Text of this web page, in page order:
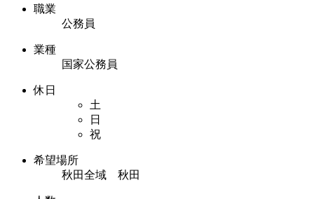
職業
公務員
業種
国家公務員
休日
土
日
祝
希望場所
秋田全域 秋田